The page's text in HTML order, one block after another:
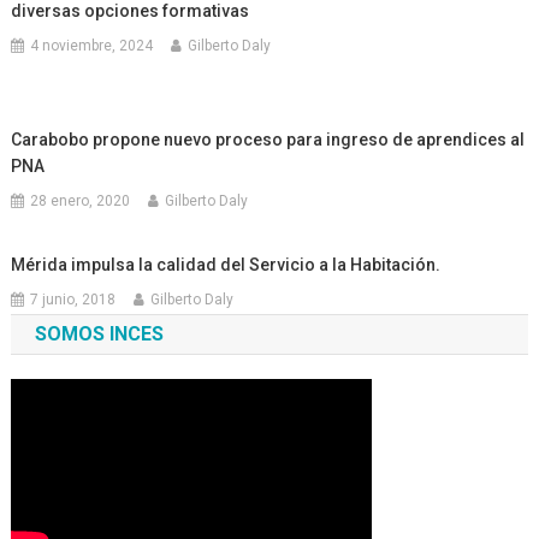
diversas opciones formativas
4 noviembre, 2024 Gilberto Daly
Carabobo propone nuevo proceso para ingreso de aprendices al
PNA
28 enero, 2020 Gilberto Daly
Mérida impulsa la calidad del Servicio a la Habitación.
7 junio, 2018 Gilberto Daly
SOMOS INCES